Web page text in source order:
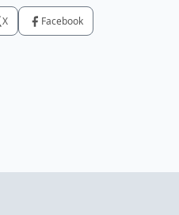
X Facebook